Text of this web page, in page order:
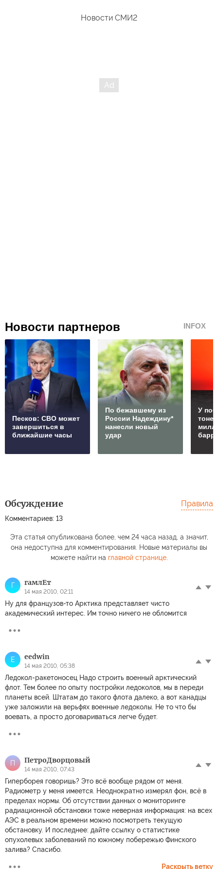
Новости СМИ2
Новости партнеров INFOX
Песков: СВО может
завершиться в
ближайшие часы
По бежавшему из
России Надеждину*
нанесли новый
удар
У
Обсуждение
Комментариев: 13
Правила
Эта статья опубликована более, чем 24 часа назад, а значит,
она недоступна для комментирования. Новые материалы вы
можете найти на главной странице.
Г гамлЕт
14 мая 2010, 02:11
Ну для французов-то Арктика представляет чисто
академический интерес. Им точно ничего не обломится
E eedwin
14 мая 2010, 05:38
Ледокол-ракетоносец Надо строить военный арктический
флот. Тем более по опыту постройки ледоколов, мы в переди
планеты всей. Штатам до такого флота далеко, а вот канадцы
уже заложили на верьфях военные ледоколы. Не то что бы
воевать, а просто договариваться легче будет.
П ПетрoДворцовый
14 мая 2010, 07:43
Гиперборея говоришь? Это всё вообще рядом от меня.
Радиометр у меня имеется. Неоднократно измерял фон, всё в
пределах нормы. Об отсутствии данных о мониторинге
радиационной обстановки тоже неверная информация: на всех
АЭС в реальном времени можно посмотреть текущую
обстановку. И последнее: дайте ссылку о статистике
опухолевых заболеваний по южному побережью Финского
залива? Спасибо.
Раскрыть ветку